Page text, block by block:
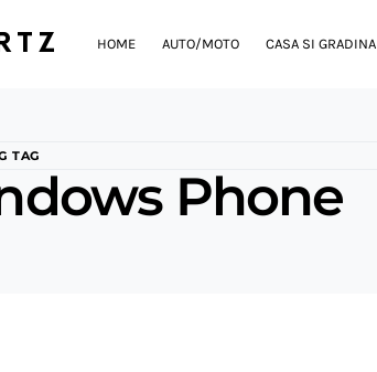
HOME AUTO/MOTO CASA SI GRADINA
TAG
Phone